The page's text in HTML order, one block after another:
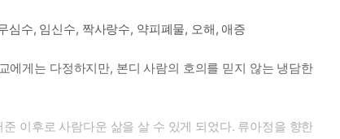
심수, 임신수, 짝사랑수, 약피폐물, 오해, 애증
게는 다정하지만, 본디 사람의 호의를 믿지 않는 냉담한
이후로 사람다운 삶을 살 수 있게 되었다. 류아정을 향한